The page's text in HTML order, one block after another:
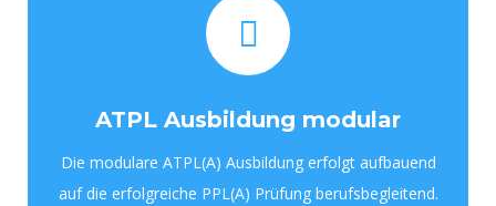
ATPL Ausbildung modular
Die modulare ATPL(A) Ausbildung erfolgt aufbauend
auf die erfolgreiche PPL(A) Prüfung berufsbegleitend.